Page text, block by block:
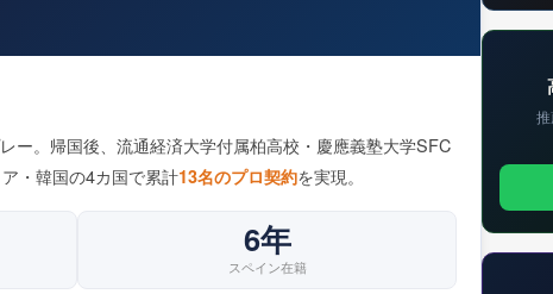
ー。帰国後、流通経済大学付属柏高校・慶應義塾大学SFC
・韓国の4カ国で累計13名のプロ契約を実現。
6年
スペイン在籍